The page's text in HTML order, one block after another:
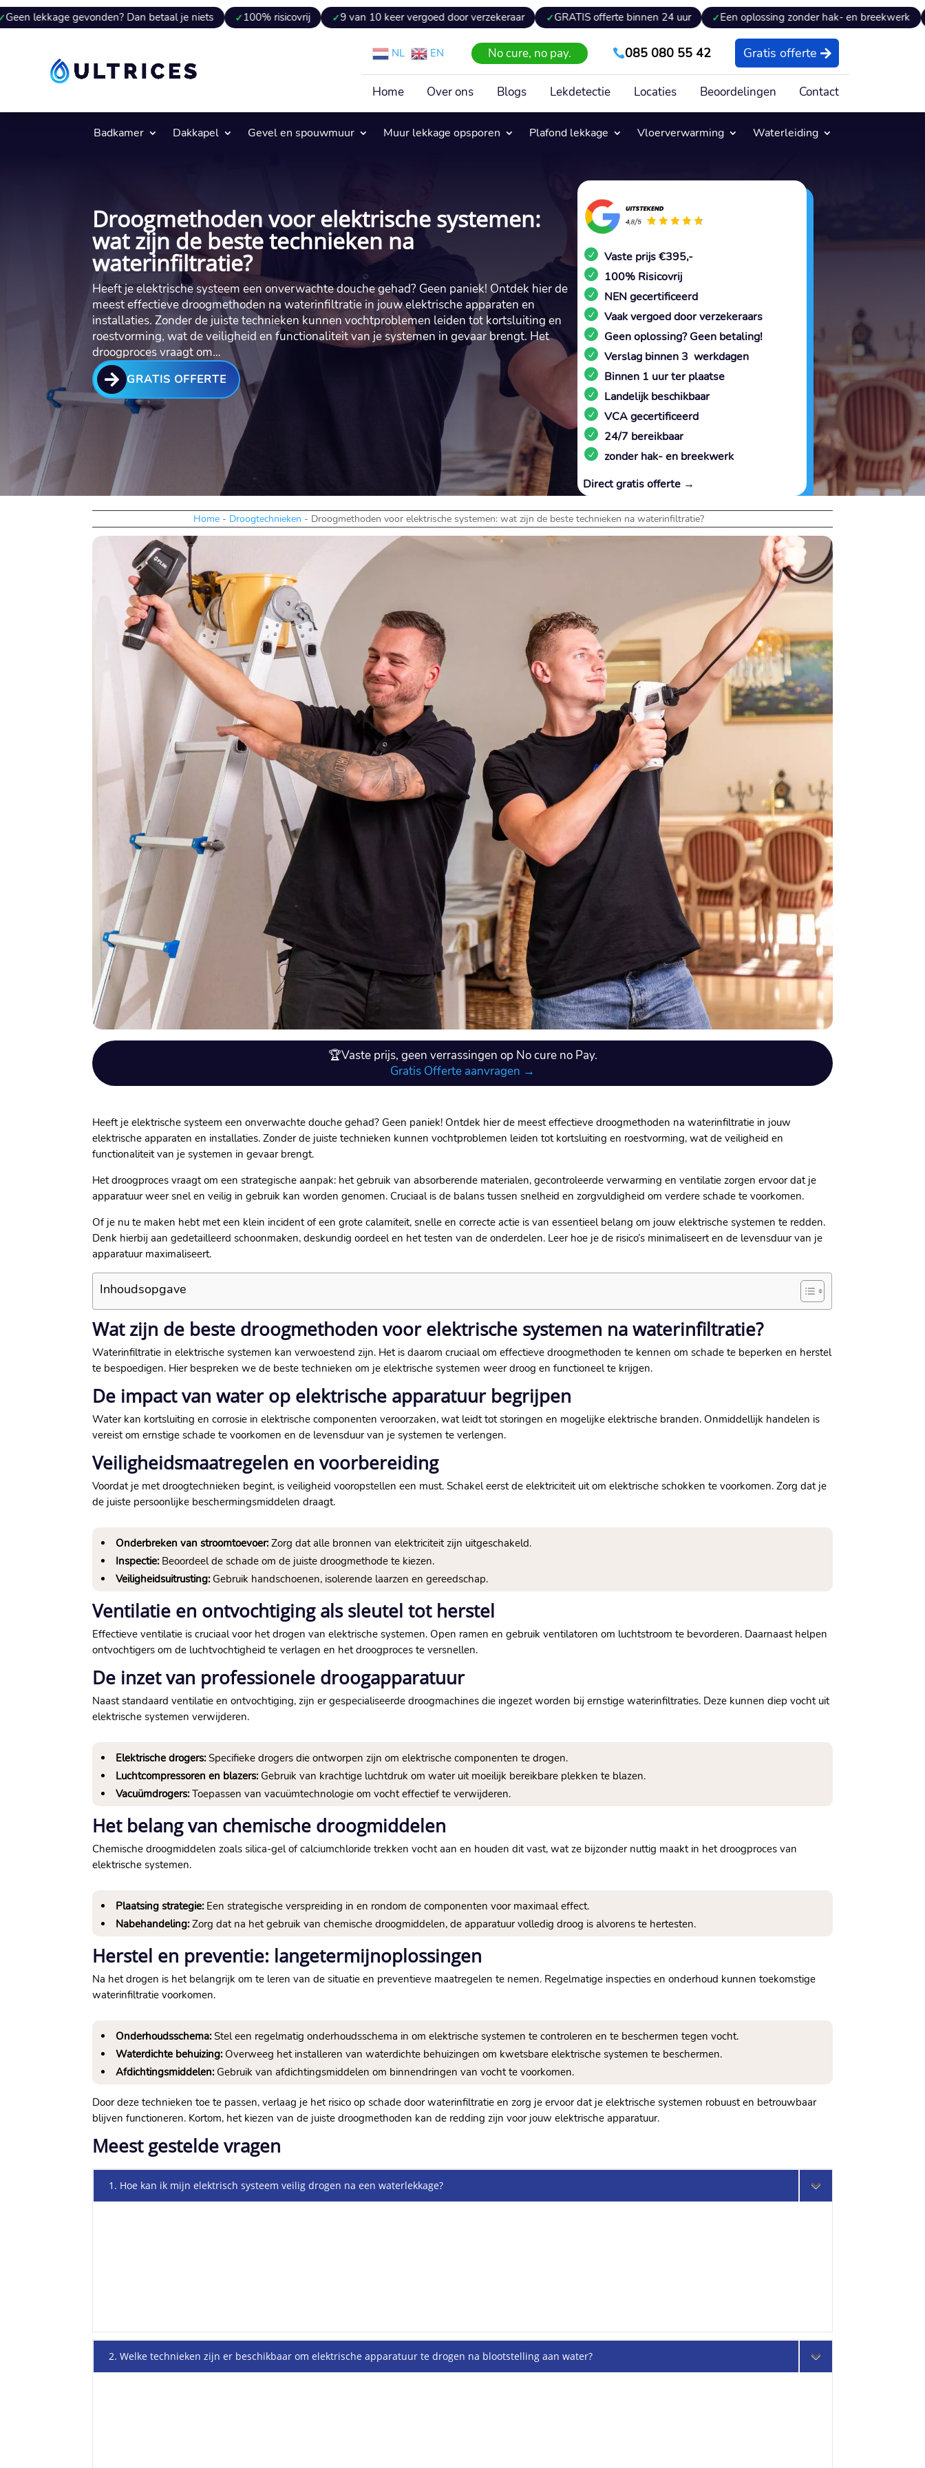
gevonden? Dan betaal je niets 100% risicovrij 9 van 10 keer vergoed door verzekeraar GRATIS offerte binnen 24 uur Een oplossing zonder hak- en breekwerk
NL EN No cure, no pay. 085 080 55 42 Gratis offerte
Home Over ons Blogs Lekdetectie Locaties Beoordelingen Contact
Badkamer Dakkapel Gevel en spouwmuur Muur lekkage opsporen Plafond lekkage Vloerverwarming Waterleiding
Droogmethoden voor elektrische systemen:
wat zijn de beste technieken na
waterinfiltratie?
Heeft je elektrische systeem een onverwachte douche gehad? Geen paniek! Ontdek hier de
meest effectieve droogmethoden na waterinfiltratie in jouw elektrische apparaten en
installaties.​ Zonder de juiste technieken kunnen vochtproblemen leiden tot kortsluiting en
roestvorming, wat de veiligheid en functionaliteit van je systemen in gevaar brengt.​ Het
droogproces vraagt om…
 GRATIS OFFERTE
Vaste prijs €395,-
100% Risicovrij
NEN gecertificeerd
Vaak vergoed door verzekeraars
Geen oplossing? Geen betaling!
Verslag binnen 3 werkdagen
Binnen 1 uur ter plaatse
Landelijk beschikbaar
VCA gecertificeerd
24/7 bereikbaar
zonder hak- en breekwerk
Direct gratis offerte →
Home - Droogtechnieken - Droogmethoden voor elektrische systemen: wat zijn de beste technieken na waterinfiltratie?
🏆Vaste prijs, geen verrassingen op No cure no Pay.
Gratis Offerte aanvragen →
Heeft je elektrische systeem een onverwachte douche gehad? Geen paniek! Ontdek hier de meest effectieve droogmethoden na waterinfiltratie in jouw
elektrische apparaten en installaties.​ Zonder de juiste technieken kunnen vochtproblemen leiden tot kortsluiting en roestvorming, wat de veiligheid en
functionaliteit van je systemen in gevaar brengt.​
Het droogproces vraagt om een strategische aanpak: het gebruik van absorberende materialen, gecontroleerde verwarming en ventilatie zorgen ervoor dat je
apparatuur weer snel en veilig in gebruik kan worden genomen.​ Cruciaal is de balans tussen snelheid en zorgvuldigheid om verdere schade te voorkomen.​
Of je nu te maken hebt met een klein incident of een grote calamiteit, snelle en correcte actie is van essentieel belang om jouw elektrische systemen te redden.​
Denk hierbij aan gedetailleerd schoonmaken, deskundig oordeel en het testen van de onderdelen.​ Leer hoe je de risico’s minimaliseert en de levensduur van je
apparatuur maximaliseert.​
Inhoudsopgave
Wat zijn de beste droogmethoden voor elektrische systemen na waterinfiltratie?
Waterinfiltratie in elektrische systemen kan verwoestend zijn.​ Het is daarom cruciaal om effectieve droogmethoden te kennen om schade te beperken en herstel
te bespoedigen.​ Hier bespreken we de beste technieken om je elektrische systemen weer droog en functioneel te krijgen.​
De impact van water op elektrische apparatuur begrijpen
Water kan kortsluiting en corrosie in elektrische componenten veroorzaken, wat leidt tot storingen en mogelijke elektrische branden.​ Onmiddellijk handelen is
vereist om ernstige schade te voorkomen en de levensduur van je systemen te verlengen.​
Veiligheidsmaatregelen en voorbereiding
Voordat je met droogtechnieken begint, is veiligheid vooropstellen een must.​ Schakel eerst de elektriciteit uit om elektrische schokken te voorkomen.​ Zorg dat je
de juiste persoonlijke beschermingsmiddelen draagt.​
Onderbreken van stroomtoevoer:Zorg dat alle bronnen van elektriciteit zijn uitgeschakeld.​
Inspectie:Beoordeel de schade om de juiste droogmethode te kiezen.​
Veiligheidsuitrusting:Gebruik handschoenen, isolerende laarzen en gereedschap.​
Ventilatie en ontvochtiging als sleutel tot herstel
Effectieve ventilatie is cruciaal voor het drogen van elektrische systemen.​ Open ramen en gebruik ventilatoren om luchtstroom te bevorderen.​ Daarnaast helpen
ontvochtigers om de luchtvochtigheid te verlagen en het droogproces te versnellen.​
De inzet van professionele droogapparatuur
Naast standaard ventilatie en ontvochtiging, zijn er gespecialiseerde droogmachines die ingezet worden bij ernstige waterinfiltraties.​ Deze kunnen diep vocht uit
elektrische systemen verwijderen.​
Elektrische drogers:Specifieke drogers die ontworpen zijn om elektrische componenten te drogen.​
Luchtcompressoren en blazers:Gebruik van krachtige luchtdruk om water uit moeilijk bereikbare plekken te blazen.​
Vacuümdrogers:Toepassen van vacuümtechnologie om vocht effectief te verwijderen.​
Het belang van chemische droogmiddelen
Chemische droogmiddelen zoals silica-gel of calciumchloride trekken vocht aan en houden dit vast, wat ze bijzonder nuttig maakt in het droogproces van
elektrische systemen.​
Plaatsing strategie:Een strategische verspreiding in en rondom de componenten voor maximaal effect.​
Nabehandeling:Zorg dat na het gebruik van chemische droogmiddelen, de apparatuur volledig droog is alvorens te hertesten.​
Herstel en preventie: langetermijnoplossingen
Na het drogen is het belangrijk om te leren van de situatie en preventieve maatregelen te nemen.​ Regelmatige inspecties en onderhoud kunnen toekomstige
waterinfiltratie voorkomen.​
Onderhoudsschema:Stel een regelmatig onderhoudsschema in om elektrische systemen te controleren en te beschermen tegen vocht.​
Waterdichte behuizing:Overweeg het installeren van waterdichte behuizingen om kwetsbare elektrische systemen te beschermen.​
Afdichtingsmiddelen:Gebruik van afdichtingsmiddelen om binnendringen van vocht te voorkomen.​
Door deze technieken toe te passen, verlaag je het risico op schade door waterinfiltratie en zorg je ervoor dat je elektrische systemen robuust en betrouwbaar
blijven functioneren.​ Kortom, het kiezen van de juiste droogmethoden kan de redding zijn voor jouw elektrische apparatuur.​
Meest gestelde vragen
1. Hoe kan ik mijn elektrisch systeem veilig drogen na een waterlekkage?
2. Welke technieken zijn er beschikbaar om elektrische apparatuur te drogen na blootstelling aan water?